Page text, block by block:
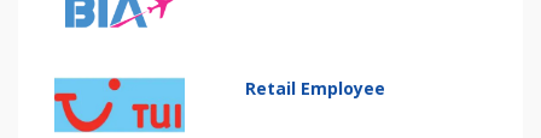
Retail Employee